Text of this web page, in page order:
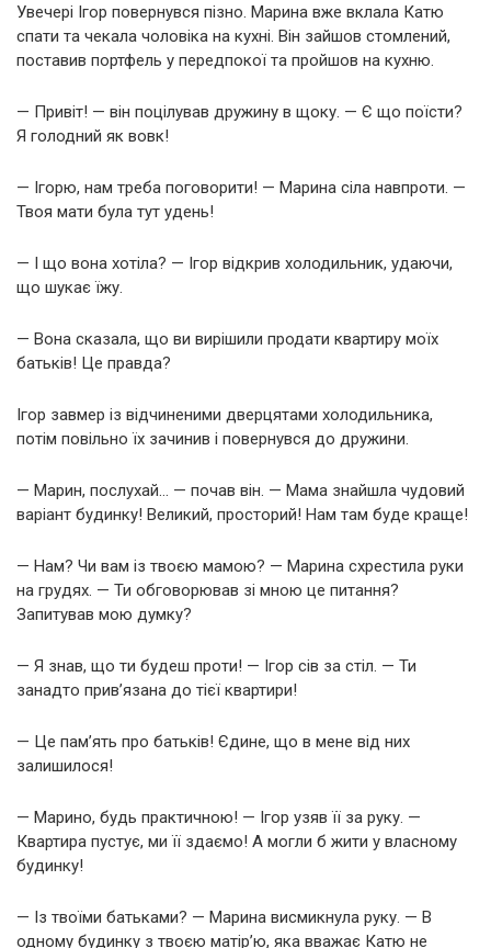
Увечері Ігор повернувся пізно. Марина вже вклала Катю
спати та чекала чоловіка на кухні. Він зайшов стомлений,
поставив портфель у передпокої та пройшов на кухню.
— Привіт! — він поцілував дружину в щоку. — Є що поїсти?
Я голодний як вовк!
— Ігорю, нам треба поговорити! — Марина сіла навпроти. —
Твоя мати була тут удень!
— І що вона хотіла? — Ігор відкрив холодильник, удаючи,
що шукає їжу.
— Вона сказала, що ви вирішили продати квартиру моїх
батьків! Це правда?
Ігор завмер із відчиненими дверцятами холодильника,
потім повільно їх зачинив і повернувся до дружини.
— Марин, послухай… — почав він. — Мама знайшла чудовий
варіант будинку! Великий, просторий! Нам там буде краще!
— Нам? Чи вам із твоєю мамою? — Марина схрестила руки
на грудях. — Ти обговорював зі мною це питання?
Запитував мою думку?
— Я знав, що ти будеш проти! — Ігор сів за стіл. — Ти
занадто прив’язана до тієї квартири!
— Це пам’ять про батьків! Єдине, що в мене від них
залишилося!
— Марино, будь практичною! — Ігор узяв її за руку. —
Квартира пустує, ми її здаємо! А могли б жити у власному
будинку!
— Із твоїми батьками? — Марина висмикнула руку. — В
одному будинку з твоєю матір’ю, яка вважає Катю не